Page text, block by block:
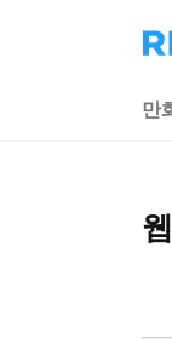
리
디
으
만